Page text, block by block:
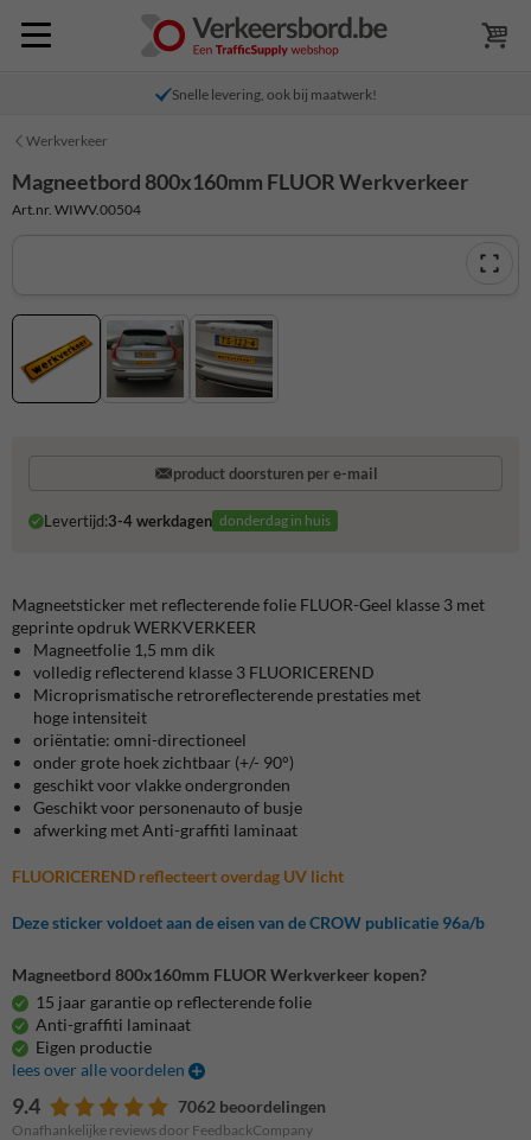
Snelle levering, ook bij maatwerk!
Werkverkeer
Magneetbord 800x160mm FLUOR Werkverkeer
Art.nr. WIWV.00504
product doorsturen per e-mail
Levertijd:3-4 werkdagen donderdag in huis
Magneetsticker met reflecterende folie FLUOR-Geel klasse 3 met
geprinte opdruk WERKVERKEER
Magneetfolie 1,5 mm dik
volledig reflecterend klasse 3 FLUORICEREND
Microprismatische retroreflecterende prestaties met
hoge intensiteit
oriëntatie: omni-directioneel
onder grote hoek zichtbaar (+/- 90°)
geschikt voor vlakke ondergronden
Geschikt voor personenauto of busje
afwerking met Anti-graffiti laminaat
FLUORICEREND reflecteert overdag UV licht
Deze sticker voldoet aan de eisen van de CROW publicatie 96a/b
Magneetbord 800x160mm FLUOR Werkverkeer kopen?
15 jaar garantie op reflecterende folie
Anti-graffiti laminaat
Eigen productie
lees over alle voordelen
9.4 7062 beoordelingen
Onafhankelijke reviews door FeedbackCompany